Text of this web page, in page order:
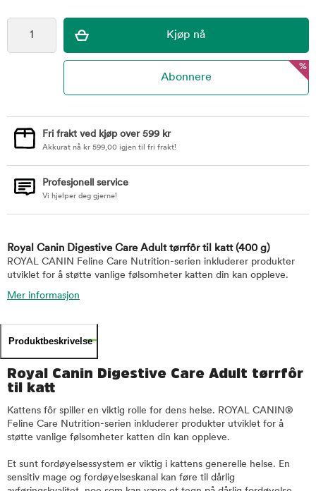
%
Fri frakt ved kjøp over 599 kr
Akkurat nå kr 599,00 igjen til fri frakt!
Profesjonell service
Vi hjelper deg gjerne!
Royal Canin Digestive Care Adult tørrfôr til katt (400 g)
ROYAL CANIN Feline Care Nutrition-serien inkluderer produkter
utviklet for å støtte vanlige følsomheter katten din kan oppleve.
Mer informasjon
Produktbeskrivelse
Royal Canin Digestive Care Adult tørrfôr
til katt
Kattens fôr spiller en viktig rolle for dens helse. ROYAL CANIN®
Feline Care Nutrition-serien inkluderer produkter utviklet for å
støtte vanlige følsomheter katten din kan oppleve.
Et sunt fordøyelsessystem er viktig i kattens generelle helse. En
sensitiv mage og fordøyelseskanal kan føre til dårlig